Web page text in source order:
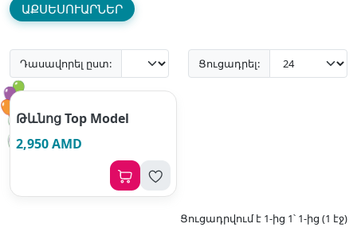
ԱՔՍԵՍՈՒԱՐՆԵՐ
Դասավորել ըստ: Ցուցադրել:
Թևնոց Top Model
2,950 AMD
Ցուցադրվում է 1-ից 1՝ 1-ից (1 էջ)